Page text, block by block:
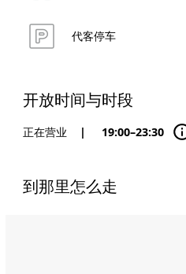
代客停车
开放时间与时段
正在营业 | 19:00–23:30
到那里怎么走